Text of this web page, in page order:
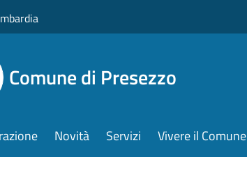
Comune di Presezzo
Novità Servizi Vivere il Comune